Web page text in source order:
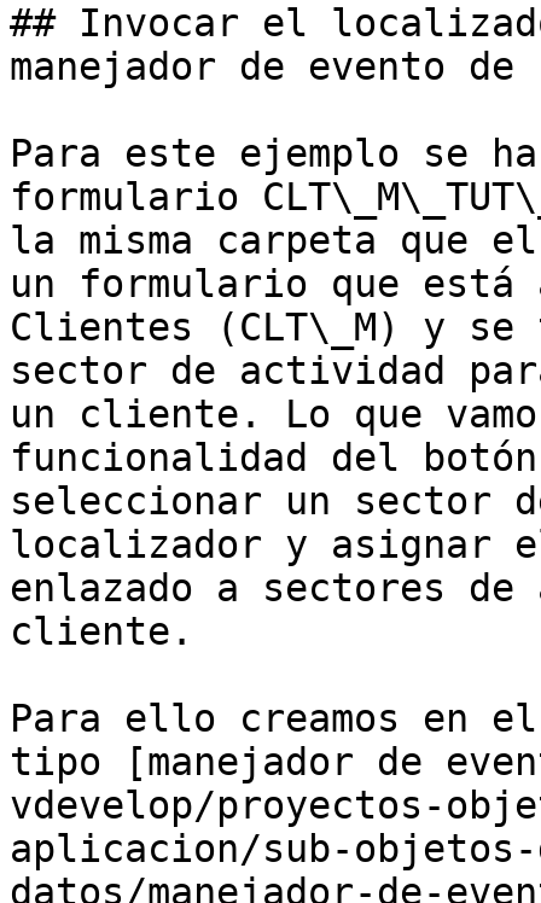
## Invocar el
manejador de evento
Para este ejemplo se
formulario
la misma carpeta que
un formulario que
Clientes (CLT\_M) y
sector de actividad
un cliente. Lo que
funcionalidad del
seleccionar un sector
localizador y asignar
enlazado a sectores
cliente.
Para ello creamos en
tipo [manejador de
vdevelop/proyectos-
aplicacion/sub-
datos/manejador-de-